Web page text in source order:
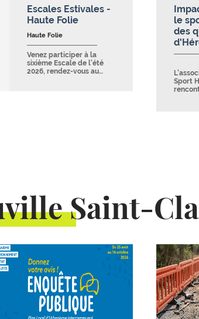
Escales Estivales -
Haute Folie
Haute Folie
Venez participer à la
sixième Escale de l'été
2026, rendez-vous au…
le
des
Sport
Saint-